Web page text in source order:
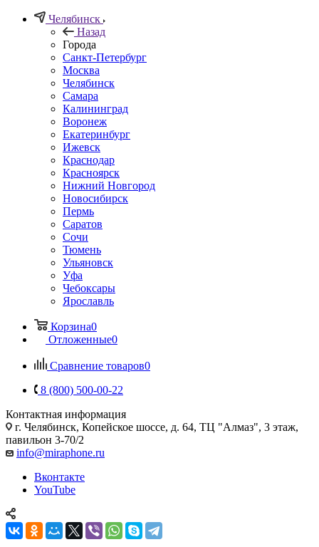
Челябинск
Назад
Города
Санкт-Петербург
Москва
Челябинск
Самара
Калининград
Воронеж
Екатеринбург
Ижевск
Краснодар
Красноярск
Нижний Новгород
Новосибирск
Пермь
Саратов
Сочи
Тюмень
Ульяновск
Уфа
Чебоксары
Ярославль
Корзина0
Отложенные0
Сравнение товаров0
8 (800) 500-00-22
Контактная информация
г. Челябинск, Копейское шоссе, д. 64, ТЦ "Алмаз", 3 этаж,
павильон 3-70/2
info@miraphone.ru
Вконтакте
YouTube